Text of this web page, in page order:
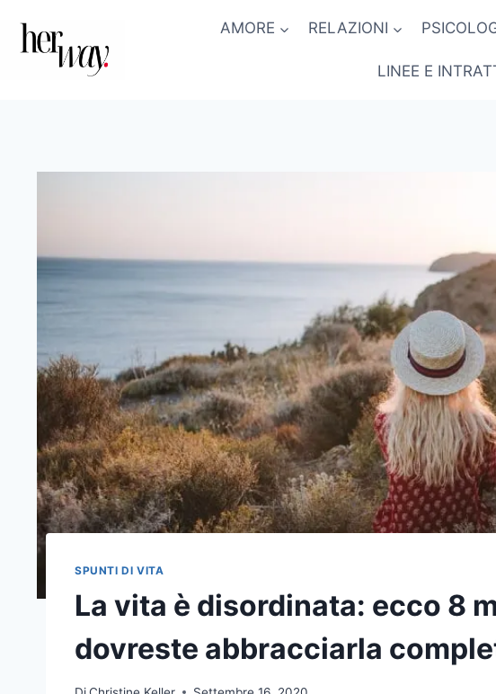
contenuto
AMORE RELAZIONI
LINEE E
SPUNTI DI VITA
La vita è disordinata: ecco 8
dovreste abbracciarla